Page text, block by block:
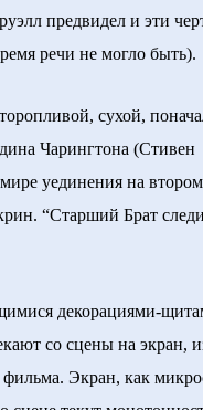
предвидел и эти
речи не могло быть).
сухой,
Чарингтона (Стивен
уединения на
“Старший Брат
декорациями-
со сцены на экран,
Экран, как